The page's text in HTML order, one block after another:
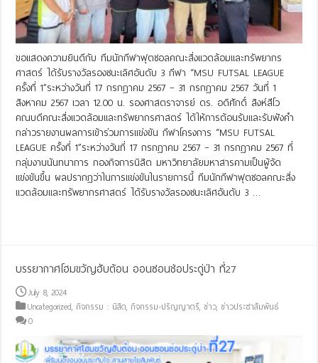
ขอแสดงความยินดีกับ ทีมนักกีฬาฟุตซอลคณะสิ่งแวดล้อมและทรัพยากร
ศาสตร์ ได้รับรางวัลรองชนะเลิศอันดับ 3 กีฬา “MSU FUTSAL LEAGUE
ครั้งที่ 1”ระหว่างวันที่ 17 กรกฎาคม 2567 – 31 กรกฎาคม 2567 วันที่ 1
สิงหาคม 2567 เวลา 12.00 น. รองศาสตราจารย์ ดร. อดิศักดิ์ สิงห์สีโว
คณบดีคณะสิ่งแวดล้อมและทรัพยากรศาสตร์ ได้ให้การต้อนรับและรับฟังคำ
กล่าวรายงานผลการเข้าร่วมการแข่งขัน กีฬาโครงการ “MSU FUTSAL
LEAGUE ครั้งที่ 1”ระหว่างวันที่ 17 กรกฎาคม 2567 – 31 กรกฎาคม 2567 ที่
กลุ่มงานนันทนาการ กองกิจการนิสิต มหาวิทยาลัยมหาสารคามเป็นผู้จัด
แข่งขันขึ้น ผลปรากฎว่าในการแข่งขันในรายการนี้ ทีมนักกีฬาฟุตซอลคณะสิ่ง
แวดล้อมและทรัพยากรศาสตร์ ได้รับรางวัลรองชนะเลิศอันดับ 3 …
บรรยากาศโฮมขวัญฮับต้อน ออนซอนช่อประดู่ป่า ที่27
July 8, 2024
Uncategorized,กิจกรรม : นิสิต,กิจกรรม-ปริญญาตรี,ข่าว,ข่าวประชาสัมพันธ์
0